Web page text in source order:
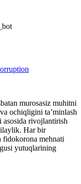
murosasiz muhitni
ochiqligini ta’minlash
asosida rivojlantirish
Har bir
mehnati
yutuqlarining